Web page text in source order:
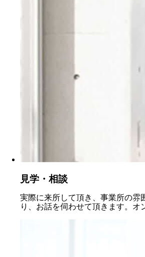
見学・相談
実際に来所して頂き、事業所の雰
り、お話を伺わせて頂きます。オ